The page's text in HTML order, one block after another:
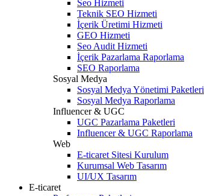
Seo Hizmeti
Teknik SEO Hizmeti
İçerik Üretimi Hizmeti
GEO Hizmeti
Seo Audit Hizmeti
İçerik Pazarlama Raporlama
SEO Raporlama
Sosyal Medya
Sosyal Medya Yönetimi Paketleri
Sosyal Medya Raporlama
Influencer & UGC
UGC Pazarlama Paketleri
Influencer & UGC Raporlama
Web
E-ticaret Sitesi Kurulum
Kurumsal Web Tasarım
UI/UX Tasarım
E-ticaret